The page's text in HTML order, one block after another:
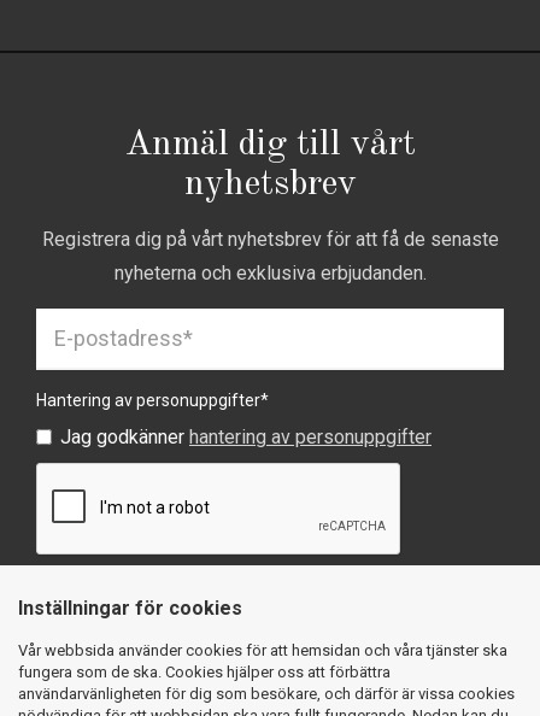
Anmäl dig till vårt
nyhetsbrev
Registrera dig på vårt nyhetsbrev för att få de senaste
nyheterna och exklusiva erbjudanden.
Hantering av personuppgifter*
Jag godkänner hantering av personuppgifter
Inställningar för cookies
Vår webbsida använder cookies för att hemsidan och våra tjänster ska
fungera som de ska. Cookies hjälper oss att förbättra
användarvänligheten för dig som besökare, och därför är vissa cookies